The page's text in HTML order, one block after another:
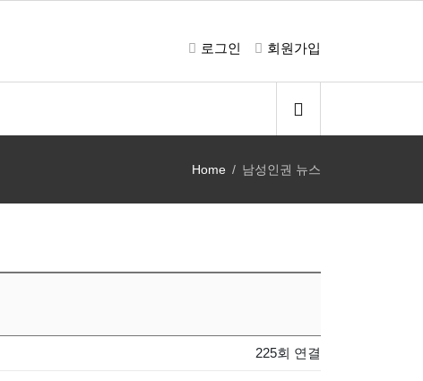
로그인 회원가입
Home 남성인권 뉴스
225회 연결